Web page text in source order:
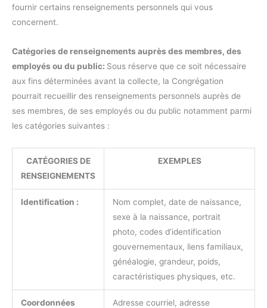
fournir certains renseignements personnels qui vous
concernent.
Catégories de renseignements auprès des membres, des
employés ou du public: Sous réserve que ce soit nécessaire
aux fins déterminées avant la collecte, la Congrégation
pourrait recueillir des renseignements personnels auprès de
ses membres, de ses employés ou du public notamment parmi
les catégories suivantes :
CATÉGORIES DE
RENSEIGNEMENTS
EXEMPLES
Identification :
Nom complet, date de naissance,
sexe à la naissance, portrait
photo, codes d’identification
gouvernementaux, liens familiaux,
généalogie, grandeur, poids,
caractéristiques physiques, etc.
Coordonnées
Adresse courriel, adresse